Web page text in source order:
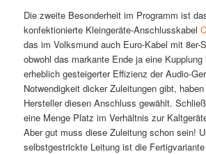
Die zweite Besonderheit im Programm ist
konfektionierte Kleingeräte-Anschlusskabel
das im Volksmund auch Euro-Kabel mit 8er-
obwohl das markante Ende ja eine
erheblich gesteigerter Effizienz der Audio-
Notwendigkeit dicker Zuleitungen gibt,
Hersteller diesen Anschluss gewählt.
eine Menge Platz im Verhältnis zur
Aber gut muss diese Zuleitung schon sein!
selbstgestrickte Leitung ist die